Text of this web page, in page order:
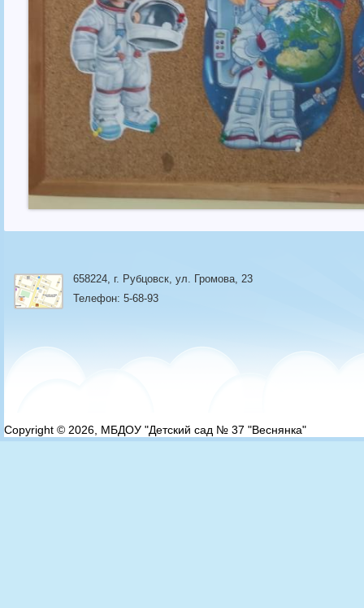
658224, г. Рубцовск, ул. Громова, 23
Телефон: 5-68-93
Copyright © 2026, МБДОУ "Детский сад № 37 "Веснянка"